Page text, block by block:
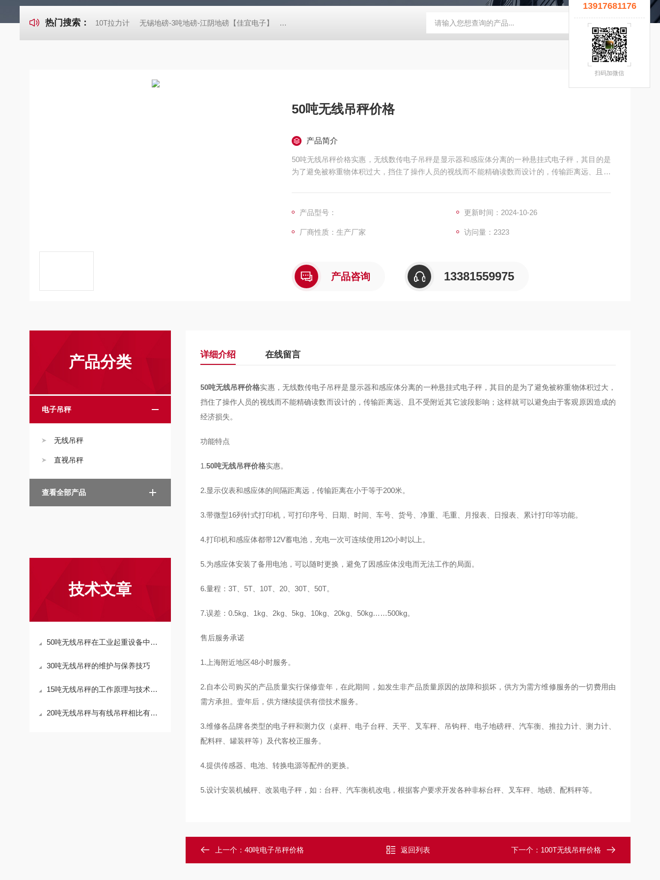
热门搜索： 10T拉力计 无锡地磅-3吨地磅-江阴地磅【佳宜电子】 80吨地磅常规尺寸|80吨地磅标准宽度-【上海佳宜】 钢瓶秤 云南电子秤厂家 钢瓶电子秤 无
50吨无线吊秤价格
产品简介
50吨无线吊秤价格实惠，无线数传电子吊秤是显示器和感应体分离的一种悬挂式电子秤，其目的是
为了避免被称重物体积过大，挡住了操作人员的视线而不能精确读数而设计的，传输距离远、且不
产品型号： 更新时间：2024-10-26
厂商性质：生产厂家 访问量：2323
产品咨询 13381559975
产品分类
电子吊秤
无线吊秤
直视吊秤
查看全部产品
技术文章
50吨无线吊秤在工业起重设备中的应用
30吨无线吊秤的维护与保养技巧
15吨无线吊秤的工作原理与技术优势
20吨无线吊秤与有线吊秤相比有哪些优势？
详细介绍 在线留言
50吨无线吊秤价格实惠，无线数传电子吊秤是显示器和感应体分离的一种悬挂式电子秤，其目的是为了避免被称重物体积过大，
挡住了操作人员的视线而不能精确读数而设计的，传输距离远、且不受附近其它波段影响；这样就可以避免由于客观原因造成的
经济损失。
功能特点
1.50吨无线吊秤价格实惠。
2.显示仪表和感应体的间隔距离远，传输距离在小于等于200米。
3.带微型16列针式打印机，可打印序号、日期、时间、车号、货号、净重、毛重、月报表、日报表、累计打印等功能。
4.打印机和感应体都带12V蓄电池，充电一次可连续使用120小时以上。
5.为感应体安装了备用电池，可以随时更换，避免了因感应体没电而无法工作的局面。
6.量程：3T、5T、10T、20、30T、50T。
7.误差：0.5kg、1kg、2kg、5kg、10kg、20kg、50kg……500kg。
售后服务承诺
1.上海附近地区48小时服务。
2.自本公司购买的产品质量实行保修壹年，在此期间，如发生非产品质量原因的故障和损坏，供方为需方维修服务的一切费用由
需方承担。壹年后，供方继续提供有偿技术服务。
3.维修各品牌各类型的电子秤和测力仪（桌秤、电子台秤、天平、叉车秤、吊钩秤、电子地磅秤、汽车衡、推拉力计、测力计、
配料秤、罐装秤等）及代客校正服务。
4.提供传感器、电池、转换电源等配件的更换。
5.设计安装机械秤、改装电子秤，如：台秤、汽车衡机改电，根据客户要求开发各种非标台秤、叉车秤、地磅、配料秤等。
上一个： 40吨电子吊秤价格 返回列表 下一个： 100T无线吊秤价格
13917681176
扫码加微信